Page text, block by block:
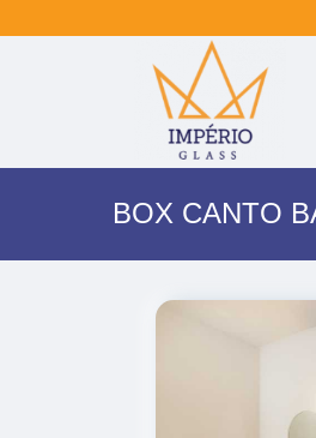
BOX CANTO